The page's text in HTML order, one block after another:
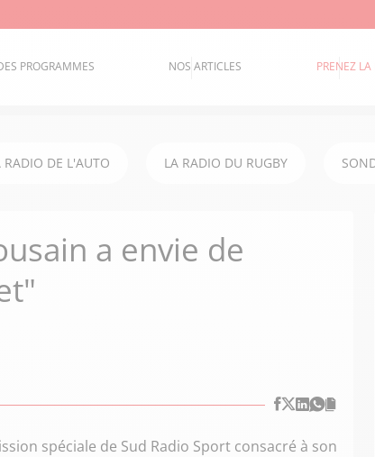
PROGRAMMES NOS ARTICLES PRENEZ LA
RADIO DE L'AUTO LA RADIO DU RUGBY
a envie de
spéciale de Sud Radio Sport consacré à son